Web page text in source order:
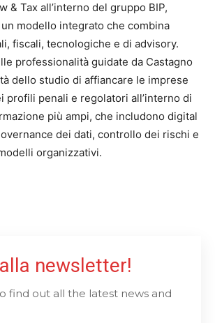
& Tax all’interno del gruppo BIP,
modello integrato che combina
fiscali, tecnologiche e di advisory.
professionalità guidate da Castagno
dello studio di affiancare le imprese
profili penali e regolatori all’interno di
più ampi, che includono digital
dei dati, controllo dei rischi e
organizzativi.
newsletter!
find out all the latest news and